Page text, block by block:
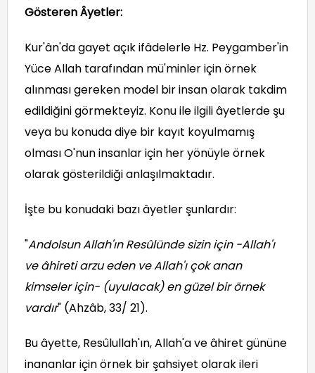
Gösteren Âyetler:
Kur'ân'da gayet açık ifâdelerle Hz. Peygamber'in
Yüce Allah tarafından mü'minler için örnek
alınması gereken model bir insan olarak takdim
edildiğini görmekteyiz. Konu ile ilgili âyetlerde şu
veya bu konuda diye bir kayıt koyulmamış
olması O'nun insanlar için her yönüyle örnek
olarak gösterildiği anlaşılmaktadır.
İşte bu konudaki bazı âyetler şunlardır:
"Andolsun Allah'ın Resûlünde sizin için -Allah'ı
ve âhireti arzu eden ve Allah'ı çok anan
kimseler için- (uyulacak) en güzel bir örnek
vardır" (Ahzâb, 33/ 21).
Bu âyette, Resûlullah'ın, Allah'a ve âhiret gününe
inananlar için örnek bir şahsiyet olarak ileri